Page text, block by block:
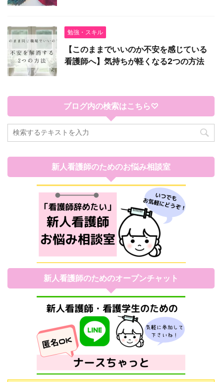
勉強・スキル
【このままでいいのか不安を感じている
看護師へ】気持ちが軽くなる2つの方法
ブログ内の検索はこちら♡
新人看護師のためのお悩み相談室
新人看護師のためのオープンチャット